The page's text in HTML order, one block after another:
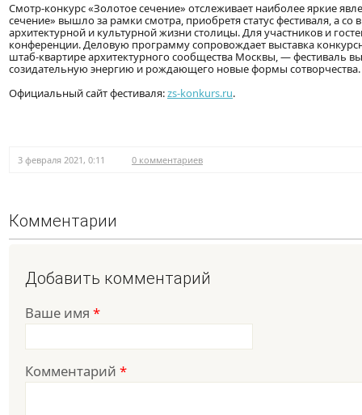
Смотр-конкурс «Золотое сечение» отслеживает наиболее яркие
сечение» вышло за рамки смотра, приобретя статус фестиваля, а
архитектурной и культурной жизни столицы. Для участников и
конференции. Деловую программу сопровождает выставка
штаб-квартире архитектурного сообщества Москвы, — фестиваль
созидательную энергию и рождающего новые формы сотворчества.
Официальный сайт фестиваля:zs-konkurs.ru.
3 февраля 2021, 0:11 0 комментариев
Комментарии
Добавить комментарий
Ваше имя *
Комментарий *